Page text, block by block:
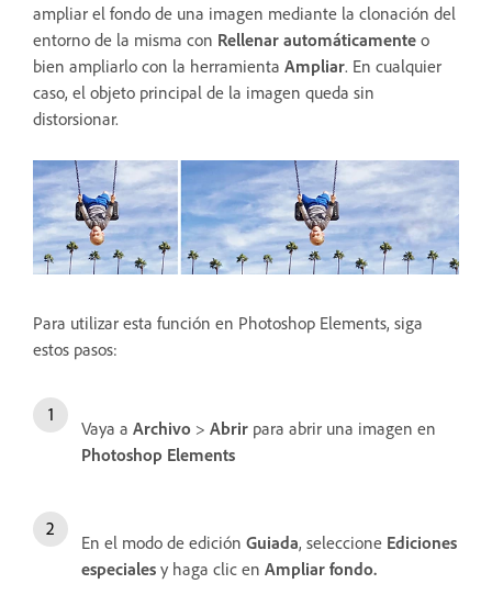
ampliar el fondo de una imagen mediante la clonación del
entorno de la misma con Rellenar automáticamente o
bien ampliarlo con la herramienta Ampliar. En cualquier
caso, el objeto principal de la imagen queda sin
distorsionar.
Para utilizar esta función en Photoshop Elements, siga
estos pasos:
Vaya a Archivo > Abrir para abrir una imagen en
Photoshop Elements
En el modo de edición Guiada, seleccione Ediciones
especiales y haga clic en Ampliar fondo.